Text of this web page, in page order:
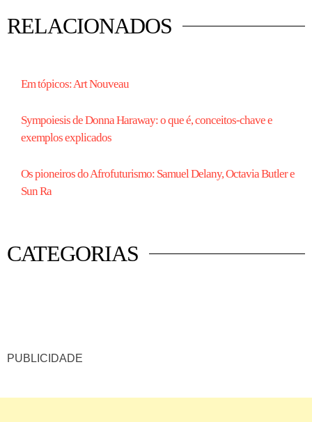
RELACIONADOS
Em tópicos: Art Nouveau
Sympoiesis de Donna Haraway: o que é, conceitos-chave e
exemplos explicados
Os pioneiros do Afrofuturismo: Samuel Delany, Octavia Butler e
Sun Ra
CATEGORIAS
PUBLICIDADE